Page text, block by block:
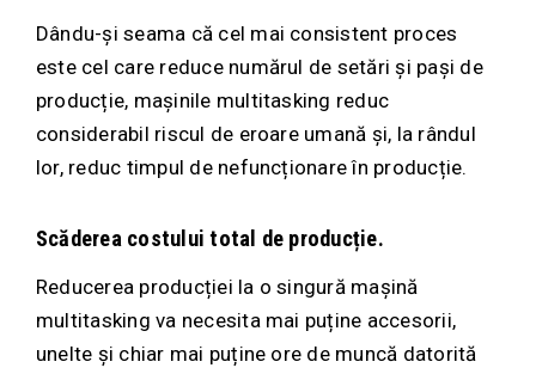
Dându-și seama că cel mai consistent proces
este cel care reduce numărul de setări și pași de
producție, mașinile multitasking reduc
considerabil riscul de eroare umană și, la rândul
lor, reduc timpul de nefuncționare în producție.
Scăderea costului total de producție.
Reducerea producției la o singură mașină
multitasking va necesita mai puține accesorii,
unelte și chiar mai puține ore de muncă datorită